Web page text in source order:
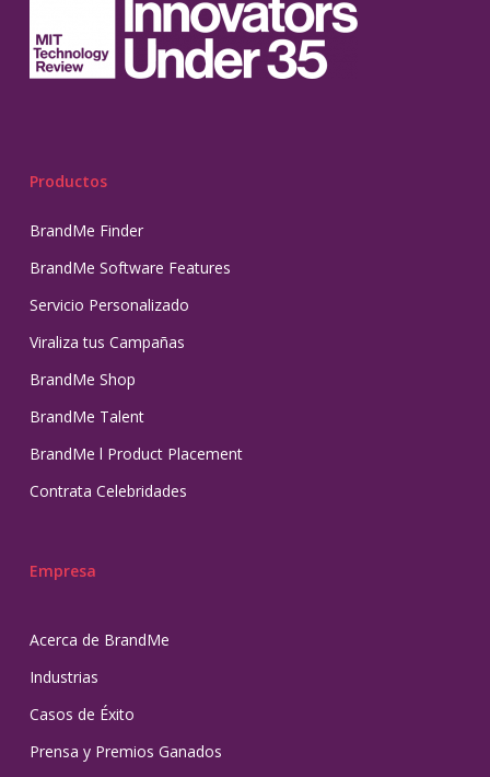
Productos
BrandMe Finder
BrandMe Software Features
Servicio Personalizado
Viraliza tus Campañas
BrandMe Shop
BrandMe Talent
BrandMe l Product Placement
Contrata Celebridades
Empresa
Acerca de BrandMe
Industrias
Casos de Éxito
Prensa y Premios Ganados